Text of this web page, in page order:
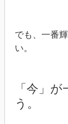
でも、一番
い。
「今」
う。